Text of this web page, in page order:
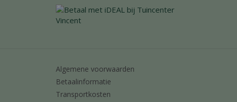
Algemene voorwaarden
Betaalinformatie
Transportkosten